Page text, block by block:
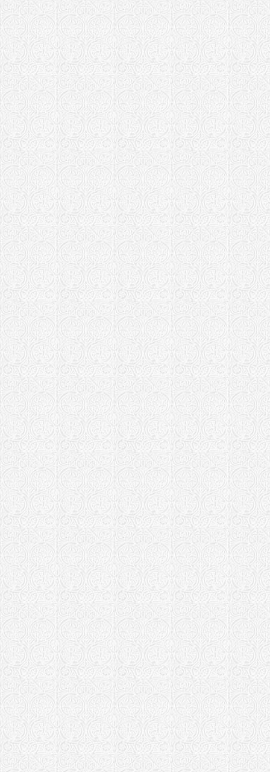
Матери с.
Храм в
Храм
Касимовская
Храм
Кинешемская
Храм
Костромская
Храм
г. Кострома
Храм
Кострома
Котласская
Храм
Кулой
Храм в
Московская